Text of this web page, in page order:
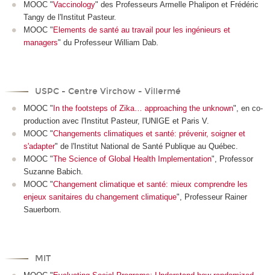
MOOC "Vaccinology" des Professeurs Armelle Phalipon et Frédéric
Tangy de l'Institut Pasteur.
MOOC " Elements de santé au travail pour les ingénieurs et
managers" du Professeur William Dab.
USPC - Centre Virchow - Villermé
MOOC " In the footsteps of Zika… approaching the unknown", en co-
production avec l'Institut Pasteur, l'UNIGE et Paris V.
MOOC "Changements climatiques et santé: prévenir, soigner et
s'adapter" de l'Institut National de Santé Publique au Québec.
MOOC "The Science of Global Health Implementation", Professor
Suzanne Babich.
MOOC "Changement climatique et santé: mieux comprendre les
enjeux sanitaires du changement climatique", Professeur Rainer
Sauerborn.
MIT